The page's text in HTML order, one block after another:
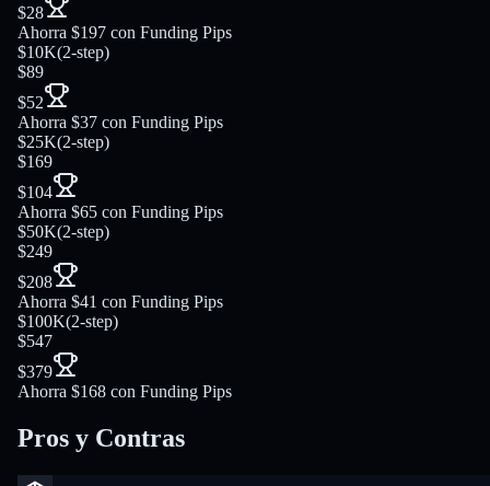
$28
Ahorra $197 con Funding Pips
$10K(2-step)
$89
$52
Ahorra $37 con Funding Pips
$25K(2-step)
$169
$104
Ahorra $65 con Funding Pips
$50K(2-step)
$249
$208
Ahorra $41 con Funding Pips
$100K(2-step)
$547
$379
Ahorra $168 con Funding Pips
Pros y Contras